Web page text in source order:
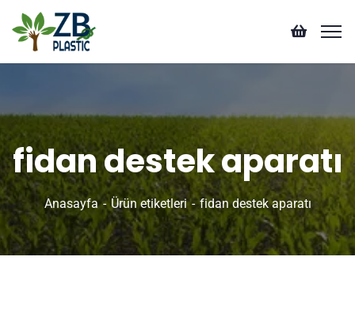
fidan destek aparatı
Anasayfa Ürün etiketleri fidan destek aparatı